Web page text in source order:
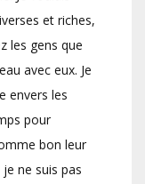
et riches,
les gens que
avec eux. Je
envers les
pour
bon leur
ne suis pas